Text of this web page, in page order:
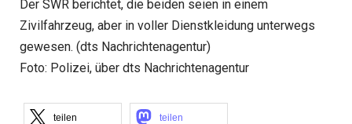
Der SWR berichtet, die beiden seien in einem
Zivilfahrzeug, aber in voller Dienstkleidung unterwegs
gewesen. (dts Nachrichtenagentur)
Foto: Polizei, über dts Nachrichtenagentur
teilen teilen